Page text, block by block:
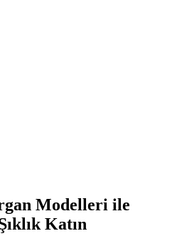
Modelleri ile
Katın